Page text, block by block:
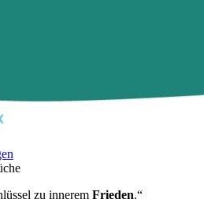
zu innerem Frieden.“